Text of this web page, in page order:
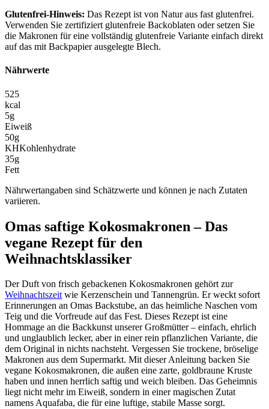
Glutenfrei-Hinweis: Das Rezept ist von Natur aus fast glutenfrei.
Verwenden Sie zertifiziert glutenfreie Backoblaten oder setzen Sie
die Makronen für eine vollständig glutenfreie Variante einfach direkt
auf das mit Backpapier ausgelegte Blech.
Nährwerte
525
kcal
5g
Eiweiß
50g
KHKohlenhydrate
35g
Fett
Nährwertangaben sind Schätzwerte und können je nach Zutaten
variieren.
Omas saftige Kokosmakronen – Das
vegane Rezept für den
Weihnachtsklassiker
Der Duft von frisch gebackenen Kokosmakronen gehört zur
Weihnachtszeitwie Kerzenschein und Tannengrün. Er weckt sofort
Erinnerungen an Omas Backstube, an das heimliche Naschen vom
Teig und die Vorfreude auf das Fest. Dieses Rezept ist eine
Hommage an die Backkunst unserer Großmütter – einfach, ehrlich
und unglaublich lecker, aber in einer rein pflanzlichen Variante, die
dem Original in nichts nachsteht. Vergessen Sie trockene, bröselige
Makronen aus dem Supermarkt. Mit dieser Anleitung backen Sie
vegane Kokosmakronen, die außen eine zarte, goldbraune Kruste
haben und innen herrlich saftig und weich bleiben. Das Geheimnis
liegt nicht mehr im Eiweiß, sondern in einer magischen Zutat
namens Aquafaba, die für eine luftige, stabile Masse sorgt.